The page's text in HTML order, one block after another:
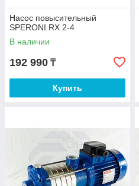
Насос повысительный
SPERONI RX 2-4
В наличии
192 990 ₸
Купить